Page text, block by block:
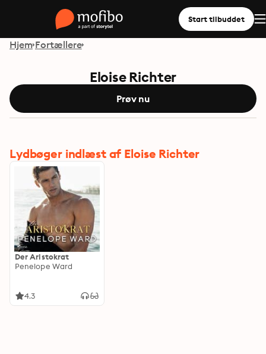
Start tilbuddet
Hjem Fortællere
Eloise Richter
Prøv nu
Lydbøger indlæst af Eloise Richter
Der Aristokrat
Penelope Ward
4.3